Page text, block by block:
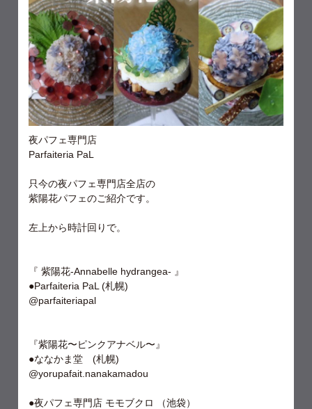
夜パフェ専門店
Parfaiteria PaL
只今の夜パフェ専門店全店の
紫陽花パフェのご紹介です。
左上から時計回りで。
『 紫陽花-Annabelle hydrangea- 』
●Parfaiteria PaL (札幌)
@parfaiteriapal
『紫陽花〜ピンクアナベル〜』
●ななかま堂 (札幌)
@yorupafait.nanakamadou
●夜パフェ専門店 モモブクロ （池袋）